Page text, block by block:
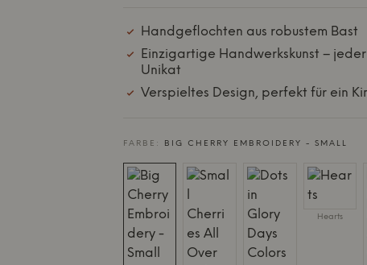
Handgeflochten aus robustem Bast
Einzigartige Handwerkskunst –
Unikat
Verspieltes Design, perfekt für ein
FARBE: BIG CHERRY EMBROIDERY - SMALL
Hearts